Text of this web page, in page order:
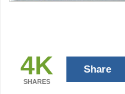
4K
SHARES
Share